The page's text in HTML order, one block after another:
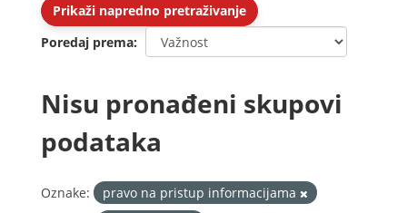
Prikaži napredno pretraživanje
Poredaj prema
Nisu pronađeni skupovi
podataka
Oznake:
pravo na pristup informacijama